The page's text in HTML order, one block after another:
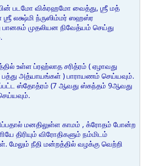
படமோ விக்ரஹமோ வைத்து, ஶ்ரீ மத்
ஶ்ரீ லக்ஷ்மி ந்ருஸிம்மர் ஸஹஸ்ர
முதலியன நிவேத்யம் செய்து
உள்ள ப்ரஹ்லாத சரித்ரம் ( ஏழாவது
அத்யாயங்கள் ) பாராயணம் செய்யவும்.
ஸ்தோத்ரம் (7 ஆவது ஸ்கந்தம் 9ஆவது
மனதிலுள்ள காமம் , க்ரோதம் போன்ற
திரியும் விரோதிகளும் நம்மிடம்
மேலும் நீதி மன்றத்தில் வழக்கு வெற்றி